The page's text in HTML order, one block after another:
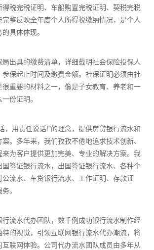
税完税证明、车船购置完税证明、契税完税
整反映全年度个人所得税缴纳情况，是个人
具体体现。
出具的缴费清单，详细载明社会保险投保人
保起止时间及缴费金额。社保证明必须由社
重要的材料之一，像是子女教育、养老和一
份证明。
，用责任说话!”的理念，提供房贷银行流水和
。多年来，我们孜孜不倦地追求技术创新、
为客户提供更加完美、专业的解决方案。我
签证银行流水，出国签证银行流水、各种个
流水、车贷银行流水、工作证明、存款证
。
流水代办团队，数千例成功银行流水制作经
的视觉，引领互联网银行流水代办潮流，将
联网体验。公司代办流水团队成员由多年从